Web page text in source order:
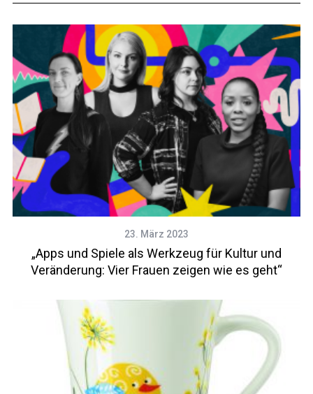
23. März 2023
„Apps und Spiele als Werkzeug für Kultur und
Veränderung: Vier Frauen zeigen wie es geht“